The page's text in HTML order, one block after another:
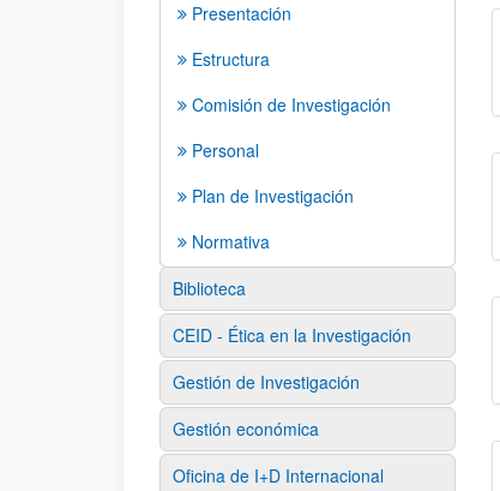
Presentación
Estructura
Comisión de Investigación
Personal
Plan de Investigación
Normativa
Biblioteca
CEID - Ética en la Investigación
Gestión de Investigación
Gestión económica
Oficina de I+D Internacional